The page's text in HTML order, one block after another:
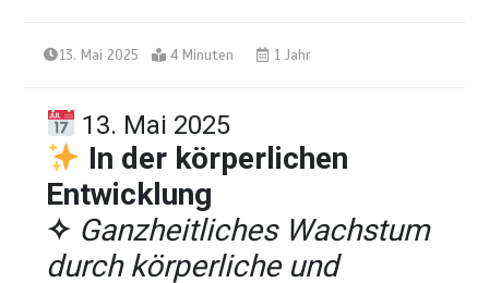
13. Mai 2025 4 Minuten 1 Jahr
13. Mai 2025
In der körperlichen
Entwicklung
✧ Ganzheitliches Wachstum
durch körperliche und